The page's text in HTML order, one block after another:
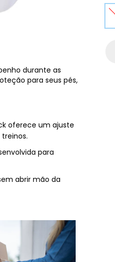
durante as
para seus pés,
oferece um ajuste
para
abrir mão da